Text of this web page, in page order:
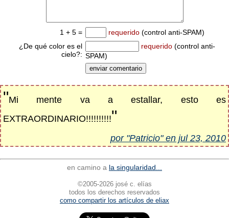
1 + 5 = requerido (control anti-SPAM)
¿De qué color es el
cielo?:
requerido (control anti-
SPAM)
"Mi mente va a estallar, esto es
EXTRAORDINARIO!!!!!!!!!!"
por "Patricio" en jul 23, 2010
en camino a la singularidad...
©2005-2026 josé c. elías
todos los derechos reservados
como compartir los artículos de eliax